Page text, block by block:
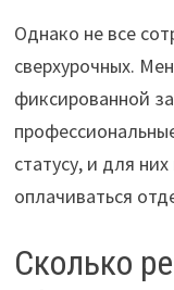
Однако не все
сверхурочных.
фиксированной
статусу, и для
оплачиваться
Сколько